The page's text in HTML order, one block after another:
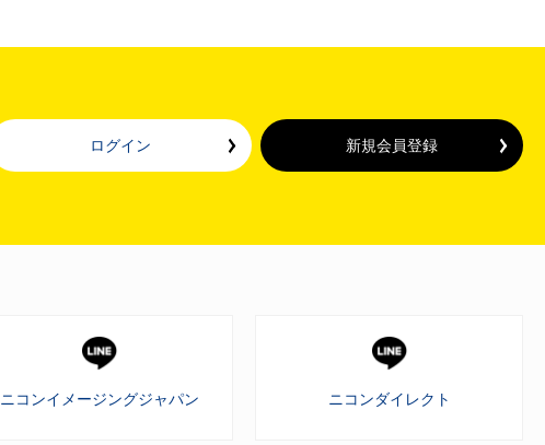
ログイン 新規会員登録
ニコンイメージングジャパン ニコンダイレクト